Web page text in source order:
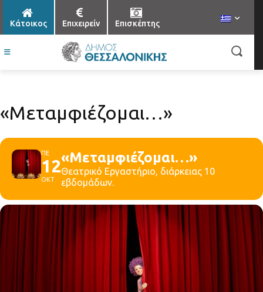
Κάτοικος Επιχειρείν Επισκέπτης
«Μεταμφιέζομαι…»
ΠΕ
12
ΟΚΤ
«Μεταμφιέζομαι…»
Θεατρικό Εργαστήριο, διάρκειας 10
εβδομάδων.